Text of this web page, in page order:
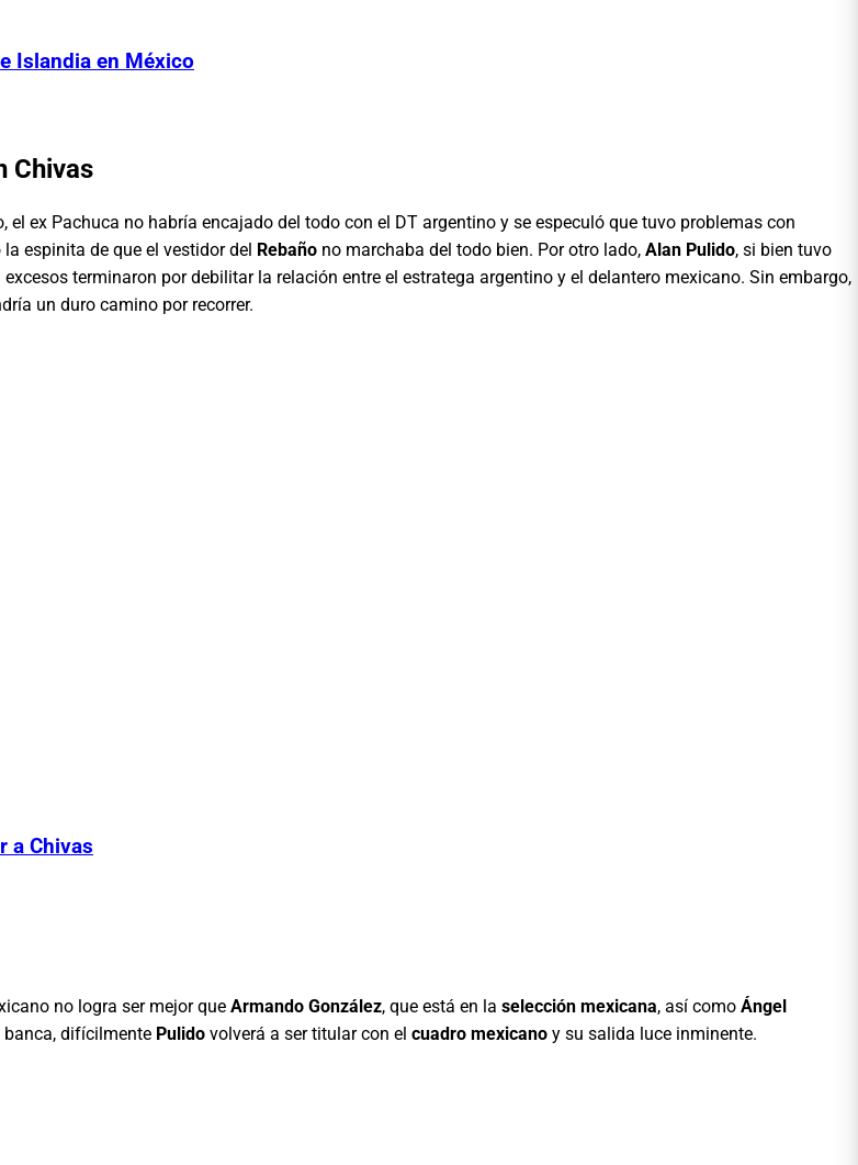
Islandia en México
Chivas
ex Pachuca no habría encajado del todo con el DT argentino y se especuló que tuvo problemas con
espinita de que el vestidor del Rebaño no marchaba del todo bien. Por otro lado, Alan Pulido, si bien tuvo
terminaron por debilitar la relación entre el estratega argentino y el delantero mexicano. Sin embargo,
un duro camino por recorrer.
a Chivas
no logra ser mejor que Armando González, que está en la selección mexicana, así como Ángel
banca, difícilmente Pulido volverá a ser titular con el cuadro mexicano y su salida luce inminente.